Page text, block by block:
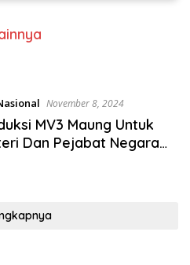
November 8, 2024
MV3 Maung Untuk
Dan Pejabat Negara